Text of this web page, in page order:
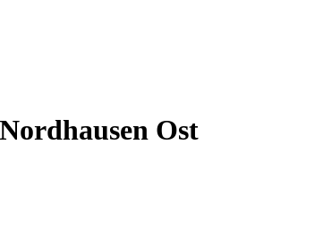
Ost